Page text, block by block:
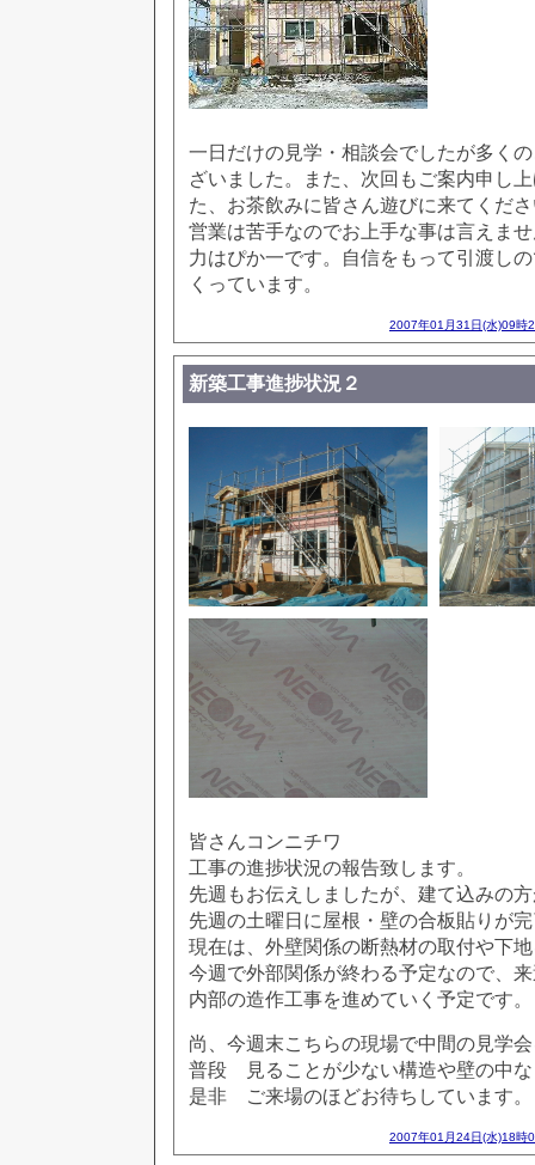
一日だけの見学・相談会でしたが多く
ざいました。また、次回もご案内申し
た、お茶飲みに皆さん遊びに来てくだ
営業は苦手なのでお上手な事は言えま
力はぴか一です。自信をもって引渡し
くっています。
2007年01月31日(水)09時
新築工事進捗状況２
皆さんコンニチワ
工事の進捗状況の報告致します。
先週もお伝えしましたが、建て込みの
先週の土曜日に屋根・壁の合板貼りが
現在は、外壁関係の断熱材の取付や下
今週で外部関係が終わる予定なので、
内部の造作工事を進めていく予定です。
尚、今週末こちらの現場で中間の見学
普段 見ることが少ない構造や壁の中
是非 ご来場のほどお待ちしています。
2007年01月24日(水)18時